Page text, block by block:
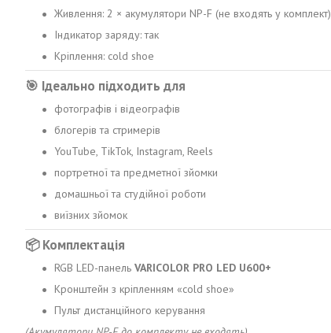
Живлення: 2 × акумулятори NP-F (не входять у комплект)
Індикатор заряду: так
Кріплення: cold shoe
🎯 Ідеально підходить для
фотографів і відеографів
блогерів та стримерів
YouTube, TikTok, Instagram, Reels
портретної та предметної зйомки
домашньої та студійної роботи
виїзних зйомок
📦Комплектація
RGB LED-панель VARICOLOR PRO LED U600+
Кронштейн з кріпленням «cold shoe»
Пульт дистанційного керування